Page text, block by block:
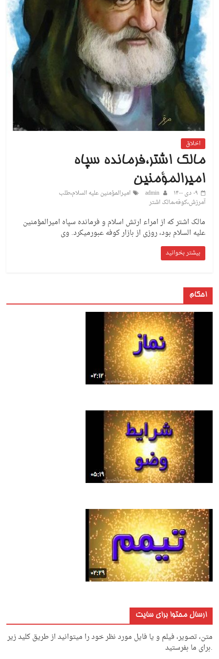
اخلاق
مالک اشتر،فرمانده سپاه
امیرالمؤمنین
۰۹ دی ۱۴۰۰ admin امیرالمؤمنین علیه السلام،طلب
آمرزش،کوفه،مالک اشتر
مالک اشتر که از امراء ارتش اسلام و فرمانده سپاه امیرالمؤمنین
علیه السلام بود، روزی از بازار کوفه عبورمی‏کرد. وی
بیشتر بخوانید
احکام
ارسال محتوا برای سایت
متن، تصویر، فیلم و یا فایل مورد نظر خود را میتوانید از طریق کلید زیر
.برای ما بفرستید